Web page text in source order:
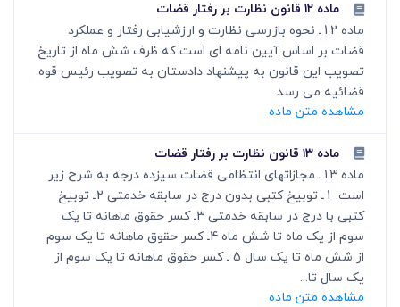
ماده ۱۲ قانون نظارت بر رفتار قضات
ماده 12ـ نحوه بازرسی نظارت و ارزشیابی رفتار و عملکرد
قضات بر اساس آیین نامه ای است که ظرف شش ماه از تاریخ
تصویب این قانون به پیشنهاد دادستان به تصویب رئیس قوه
قضائیه می رسد.
مشاهده متن ماده
ماده ۱۳ قانون نظارت بر رفتار قضات
ماده 13ـ مجازاتهای انتظامی قضات سیزده درجه به شرح زیر
است: 1ـ توبیخ کتبی بدون درج در سابقه خدمتی 2ـ توبیخ
کتبی با درج در سابقه خدمتی 3ـ کسر حقوق ماهانه تا یک
سوم از یک ماه تا شش ماه 4ـ کسر حقوق ماهانه تا یک سوم
از شش ماه تا یک سال 5 ـ کسر حقوق ماهانه تا یک سوم از
یک سال تا...
مشاهده متن ماده